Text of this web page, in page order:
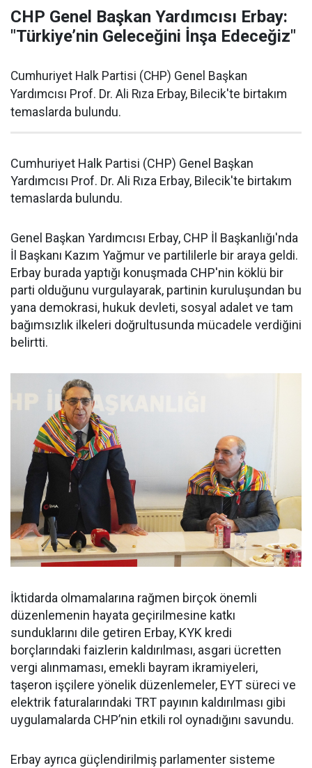
CHP Genel Başkan Yardımcısı Erbay:
"Türkiye’nin Geleceğini İnşa Edeceğiz"
Cumhuriyet Halk Partisi (CHP) Genel Başkan
Yardımcısı Prof. Dr. Ali Rıza Erbay, Bilecik'te birtakım
temaslarda bulundu.
Cumhuriyet Halk Partisi (CHP) Genel Başkan
Yardımcısı Prof. Dr. Ali Rıza Erbay, Bilecik'te birtakım
temaslarda bulundu.
Genel Başkan Yardımcısı Erbay, CHP İl Başkanlığı'nda
İl Başkanı Kazım Yağmur ve partililerle bir araya geldi.
Erbay burada yaptığı konuşmada CHP'nin köklü bir
parti olduğunu vurgulayarak, partinin kuruluşundan bu
yana demokrasi, hukuk devleti, sosyal adalet ve tam
bağımsızlık ilkeleri doğrultusunda mücadele verdiğini
belirtti.
İktidarda olmamalarına rağmen birçok önemli
düzenlemenin hayata geçirilmesine katkı
sunduklarını dile getiren Erbay, KYK kredi
borçlarındaki faizlerin kaldırılması, asgari ücretten
vergi alınmaması, emekli bayram ikramiyeleri,
taşeron işçilere yönelik düzenlemeler, EYT süreci ve
elektrik faturalarındaki TRT payının kaldırılması gibi
uygulamalarda CHP’nin etkili rol oynadığını savundu.
Erbay ayrıca güçlendirilmiş parlamenter sisteme